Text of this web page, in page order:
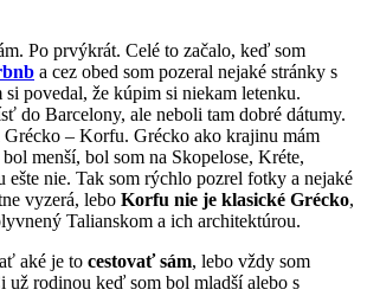
Po prvýkrát. Celé to začalo, keď som
a cez obed som pozeral nejaké stránky s
si povedal, že kúpim si niekam letenku.
do Barcelony, ale neboli tam dobré dátumy.
– Korfu. Grécko ako krajinu mám
menší, bol som na Skopelose, Kréte,
ešte nie. Tak som rýchlo pozrel fotky a nejaké
vyzerá, lebo Korfu nie je klasické Grécko,
Talianskom a ich architektúrou.
aké je to cestovať sám, lebo vždy som
už rodinou keď som bol mladší alebo s